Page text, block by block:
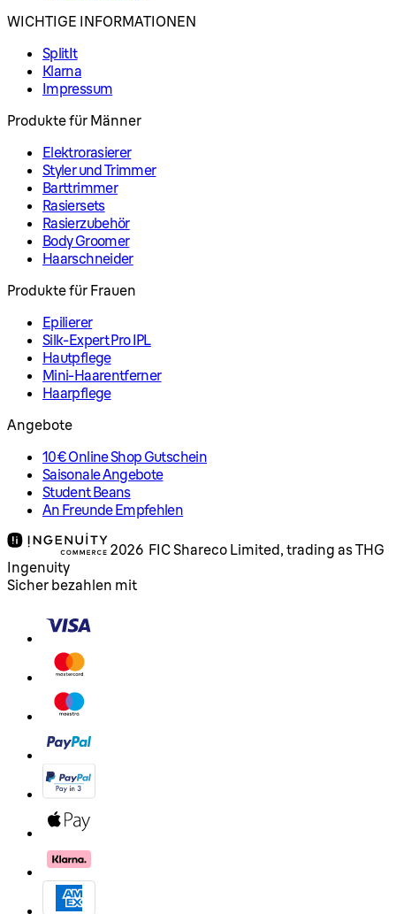
WICHTIGE INFORMATIONEN
SplitIt
Klarna
Impressum
Produkte für Männer
Elektrorasierer
Styler und Trimmer
Barttrimmer
Rasiersets
Rasierzubehör
Body Groomer
Haarschneider
Produkte für Frauen
Epilierer
Silk-Expert Pro IPL
Hautpflege
Mini-Haarentferner
Haarpflege
Angebote
10€ Online Shop Gutschein
Saisonale Angebote
Student Beans
An Freunde Empfehlen
2026 FIC Shareco Limited, trading as THG
Ingenuity
Sicher bezahlen mit